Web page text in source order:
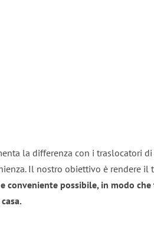
la differenza con i traslocatori
Il nostro obiettivo è rendere il
conveniente possibile, in modo